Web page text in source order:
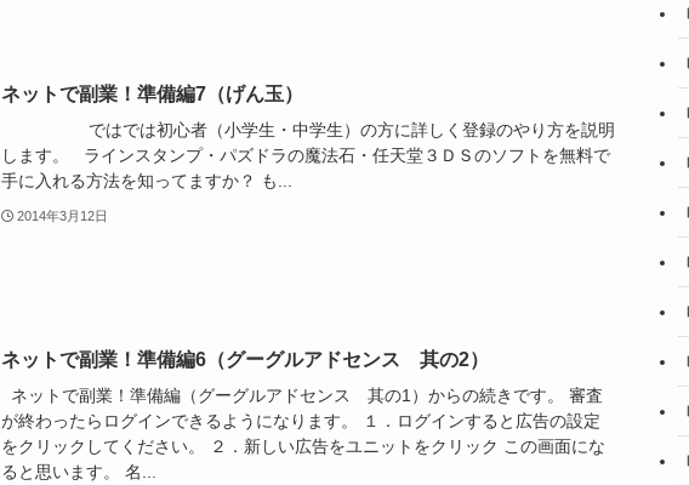
ネットで副業！準備編7（げん玉）
ではでは初心者（小学生・中学生）の方に詳しく登録のやり方を説明
します。 ラインスタンプ・パズドラの魔法石・任天堂３ＤＳのソフトを無料で
手に入れる方法を知ってますか？ も...
2014年3月12日
ネットで副業！準備編6（グーグルアドセンス 其の2）
ネットで副業！準備編（グーグルアドセンス 其の1）からの続きです。 審査
が終わったらログインできるようになります。 １．ログインすると広告の設定
をクリックしてください。 ２．新しい広告をユニットをクリック この画面にな
ると思います。 名...